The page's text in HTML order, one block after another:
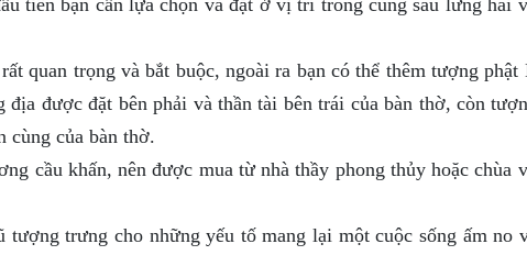
quan trọng và bắt buộc, ngoài ra bạn có thể thêm tượng phật
địa được đặt bên phải và thần tài bên trái của bàn thờ, còn
cùng của bàn thờ.
cầu khấn, nên được mua từ nhà thầy phong thủy hoặc chùa
trưng cho những yếu tố mang lại một cuộc sống ấm no